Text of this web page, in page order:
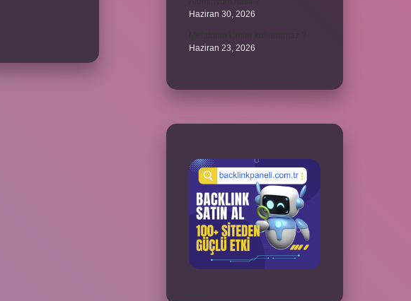
Haziran 30, 2026
Haziran 23, 2026